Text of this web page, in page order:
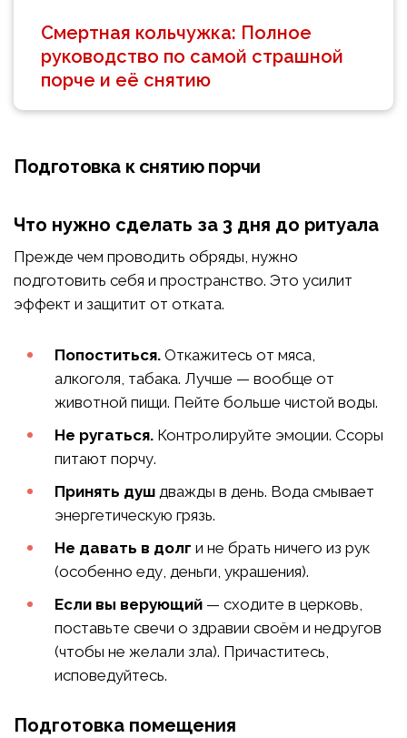
Смертная кольчужка: Полное
руководство по самой страшной
порче и её снятию
Подготовка к снятию порчи
Что нужно сделать за 3 дня до ритуала
Прежде чем проводить обряды, нужно
подготовить себя и пространство. Это усилит
эффект и защитит от отката.
Попоститься. Откажитесь от мяса,
алкоголя, табака. Лучше — вообще от
животной пищи. Пейте больше чистой воды.
Не ругаться. Контролируйте эмоции. Ссоры
питают порчу.
Принять душ дважды в день. Вода смывает
энергетическую грязь.
Не давать в долг и не брать ничего из рук
(особенно еду, деньги, украшения).
Если вы верующий — сходите в церковь,
поставьте свечи о здравии своём и недругов
(чтобы не желали зла). Причаститесь,
исповедуйтесь.
Подготовка помещения